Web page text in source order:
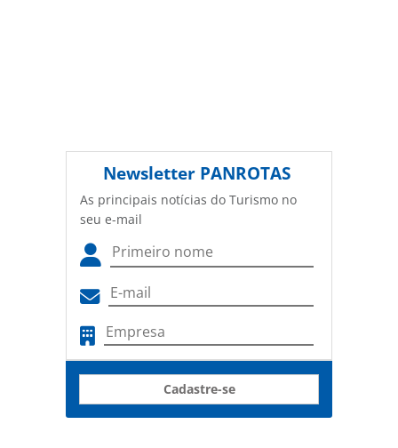
Newsletter PANROTAS
As principais notícias do Turismo no
seu e-mail
Cadastre-se